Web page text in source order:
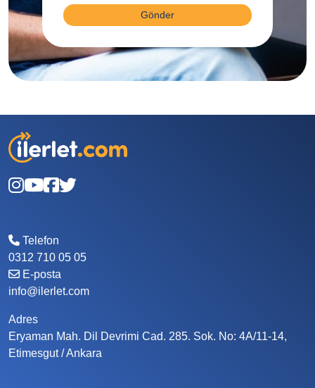
Gönder
Telefon
0312 710 05 05
E-posta
info@ilerlet.com
Adres
Eryaman Mah. Dil Devrimi Cad. 285. Sok. No: 4A/11-14,
Etimesgut / Ankara